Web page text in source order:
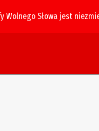
Wolnego Słowa jest